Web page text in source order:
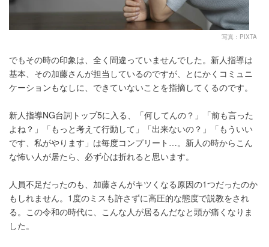
写真：PIXTA
でもその時の印象は、全く間違っていませんでした。新人指導は
基本、その加藤さんが担当しているのですが、とにかくコミュニ
ケーションもなしに、できていないことを指摘してくるのです。
新人指導NG台詞トップ5に入る、「何してんの？」「前も言った
よね？」「もっと考えて行動して」「出来ないの？」「もういい
です、私がやります」は毎度コンプリート…。新人の時からこん
な怖い人が居たら、必ず心は折れると思います。
人員不足だったのも、加藤さんがキツくなる原因の1つだったのか
もしれません。1度のミスも許さずに高圧的な態度で説教をされ
る。この令和の時代に、こんな人が居るんだなと頭が痛くなりま
した。